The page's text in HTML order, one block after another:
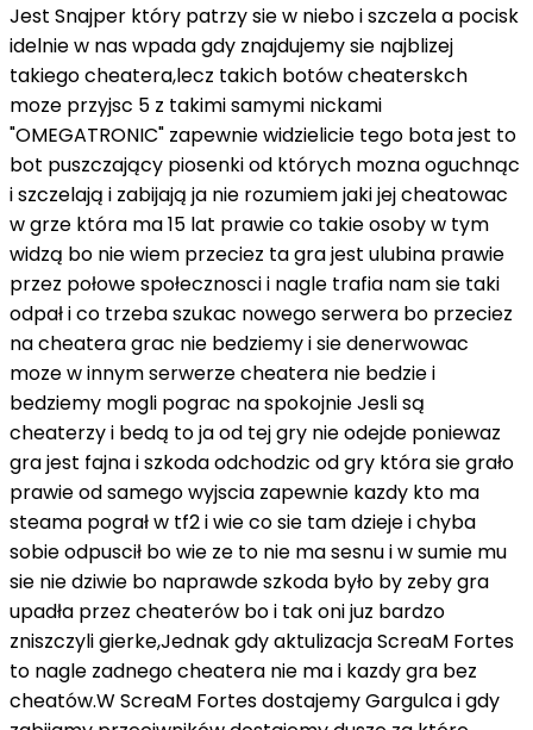
Jest Snajper który patrzy sie w niebo i szczela a pocisk
idelnie w nas wpada gdy znajdujemy sie najblizej
takiego cheatera,lecz takich botów cheaterskch
moze przyjsc 5 z takimi samymi nickami
"OMEGATRONIC" zapewnie widzielicie tego bota jest to
bot puszczający piosenki od których mozna oguchnąc
i szczelają i zabijają ja nie rozumiem jaki jej cheatowac
w grze która ma 15 lat prawie co takie osoby w tym
widzą bo nie wiem przeciez ta gra jest ulubina prawie
przez połowe społecznosci i nagle trafia nam sie taki
odpał i co trzeba szukac nowego serwera bo przeciez
na cheatera grac nie bedziemy i sie denerwowac
moze w innym serwerze cheatera nie bedzie i
bedziemy mogli pograc na spokojnie Jesli są
cheaterzy i bedą to ja od tej gry nie odejde poniewaz
gra jest fajna i szkoda odchodzic od gry która sie grało
prawie od samego wyjscia zapewnie kazdy kto ma
steama pograł w tf2 i wie co sie tam dzieje i chyba
sobie odpuscił bo wie ze to nie ma sesnu i w sumie mu
sie nie dziwie bo naprawde szkoda było by zeby gra
upadła przez cheaterów bo i tak oni juz bardzo
zniszczyli gierke,Jednak gdy aktulizacja ScreaM Fortes
to nagle zadnego cheatera nie ma i kazdy gra bez
cheatów.W ScreaM Fortes dostajemy Gargulca i gdy